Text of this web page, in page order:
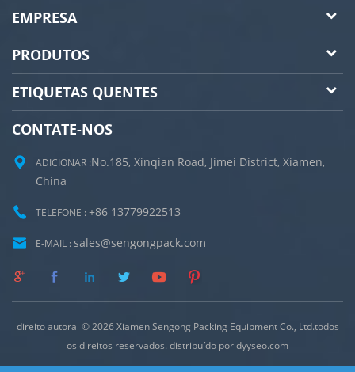
EMPRESA
PRODUTOS
ETIQUETAS QUENTES
CONTATE-NOS
ADICIONAR :No.185, Xinqian Road, Jimei District, Xiamen,
China
TELEFONE : +86 13779922513
E-MAIL : sales@sengongpack.com
direito autoral © 2026 Xiamen Sengong Packing Equipment Co., Ltd.todos
os direitos reservados. distribuído pordyyseo.com